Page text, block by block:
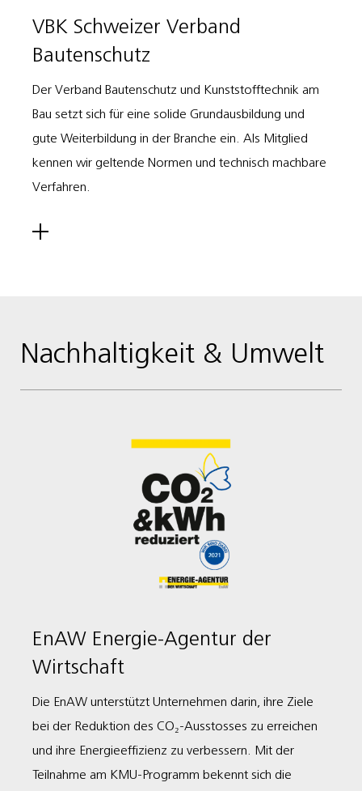
VBK Schweizer Verband
Bautenschutz
Der Verband Bautenschutz und Kunststofftechnik am
Bau setzt sich für eine solide Grundausbildung und
gute Weiterbildung in der Branche ein. Als Mitglied
kennen wir geltende Normen und technisch machbare
Verfahren.
Nachhaltigkeit & Umwelt
EnAW Energie-Agentur der
Wirtschaft
Die EnAW unterstützt Unternehmen darin, ihre Ziele
bei der Reduktion des CO₂-Ausstosses zu erreichen
und ihre Energieeffizienz zu verbessern. Mit der
Teilnahme am KMU-Programm bekennt sich die